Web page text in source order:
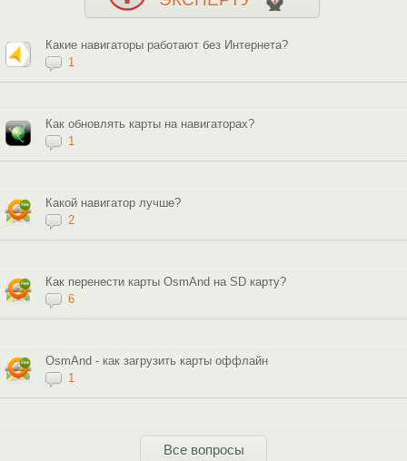
Какие навигаторы работают без Интернета?
1
Как обновлять карты на навигаторах?
1
Какой навигатор лучше?
2
Как перенести карты OsmAnd на SD карту?
6
OsmAnd - как загрузить карты оффлайн
1
Все вопросы